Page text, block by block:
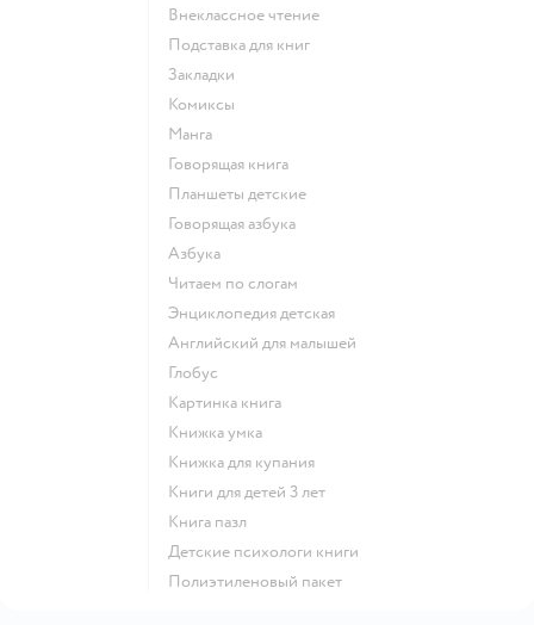
внеклассное чтение
подставка для книг
закладки
комиксы
манга
говорящая книга
Планшеты детские
говорящая азбука
азбука
читаем по слогам
энциклопедия детская
английский для малышей
глобус
картинка книга
книжка умка
книжка для купания
книги для детей 3 лет
книга пазл
детские психологи книги
полиэтиленовый пакет